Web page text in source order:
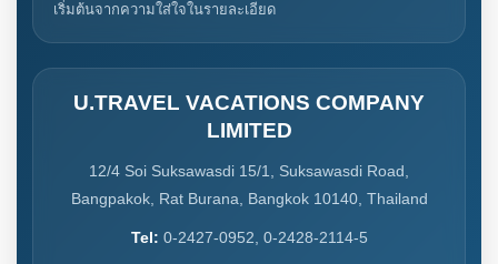
เริ่มต้นจากความใส่ใจในรายละเอียด
U.TRAVEL VACATIONS COMPANY
LIMITED
12/4 Soi Suksawasdi 15/1, Suksawasdi Road,
Bangpakok, Rat Burana, Bangkok 10140, Thailand
Tel: 0-2427-0952, 0-2428-2114-5